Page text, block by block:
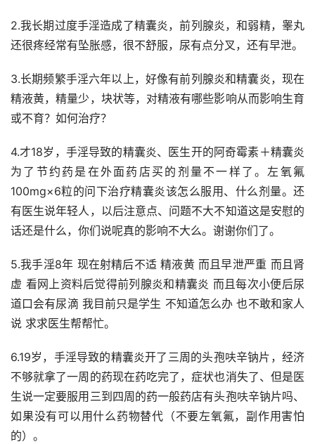
2.我长期过度手淫造成了精囊炎，前列腺炎，和弱精，睾丸
还很疼经常有坠胀感，很不舒服，尿有点分叉，还有早泄。
3.长期频繁手淫六年以上，好像有前列腺炎和精囊炎，现在
精液黄，精量少，块状等，对精液有哪些影响从而影响生育
或不育？如何治疗？
4.才18岁，手淫导致的精囊炎、医生开的阿奇霉素＋精囊炎
为了节约药是在外面药店买的剂量不一样了。左氧氟
100mg×6粒的问下治疗精囊炎该怎么服用、什么剂量。还
有医生说年轻人，以后注意点、问题不大不知道这是安慰的
话还是什么，你们说呢真的影响不大么。谢谢你们了。
5.我手淫8年 现在射精后不适 精液黄 而且早泄严重 而且肾
虚 看网上资料后觉得前列腺炎和精囊炎 而且每次小便后尿
道口会有尿滴 我目前只是学生 不知道怎么办 也不敢和家人
说 求求医生帮帮忙。
6.19岁，手淫导致的精囊炎开了三周的头孢呋辛钠片，经济
不够就拿了一周的药现在药吃完了，症状也消失了、但是医
生说一定要服用三到四周的药一般药店有头孢呋辛钠片吗、
如果没有可以用什么药物替代（不要左氧氟，副作用害怕
的）。